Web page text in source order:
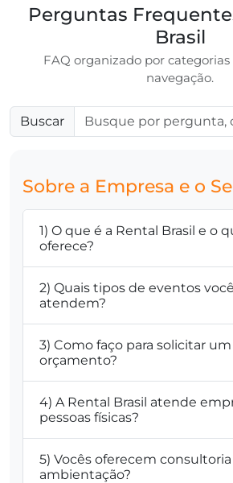
Perguntas
Brasil
FAQ organizado por
navegação.
Buscar
Sobre a Empresa e o
1) O que é a Rental Brasil e o
oferece?
2) Quais tipos de eventos
atendem?
3) Como faço para solicitar um
orçamento?
4) A Rental Brasil atende
pessoas físicas?
5) Vocês oferecem
ambientação?